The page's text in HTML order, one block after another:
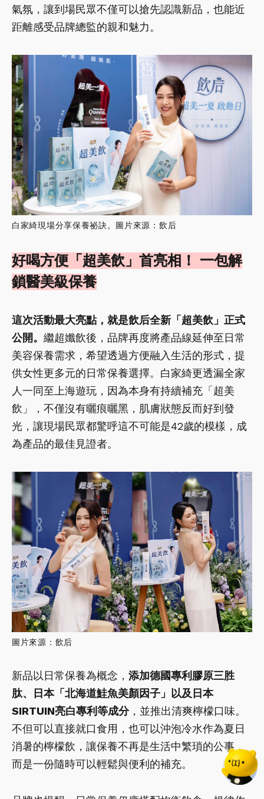
氣氛，讓到場民眾不僅可以搶先認識新品，也能近
距離感受品牌總監的親和魅力。
白家綺現場分享保養祕訣。圖片來源：飲后
好喝方便「超美飲」首亮相！ 一包解
鎖醫美級保養
這次活動最大亮點，就是飲后全新「超美飲」正式
公開。 繼超孅飲後，品牌再度將產品線延伸至日常
美容保養需求，希望透過方便融入生活的形式，提
供女性更多元的日常保養選擇。白家綺更透漏全家
人一同至上海遊玩，因為本身有持續補充「超美
飲」，不僅沒有曬痕曬黑，肌膚狀態反而好到發
光，讓現場民眾都驚呼這不可能是42歲的模樣，成
為產品的最佳見證者。
圖片來源：飲后
新品以日常保養為概念， 添加德國專利膠原三胜
肽、日本「北海道鮭魚美顏因子」以及日本
SIRTUIN亮白專利等成分，並推出清爽檸檬口味。
不但可以直接就口食用，也可以沖泡冷水作為夏日
消暑的檸檬飲，讓保養不再是生活中繁瑣的公事，
而是一份隨時可以輕鬆與便利的補充。